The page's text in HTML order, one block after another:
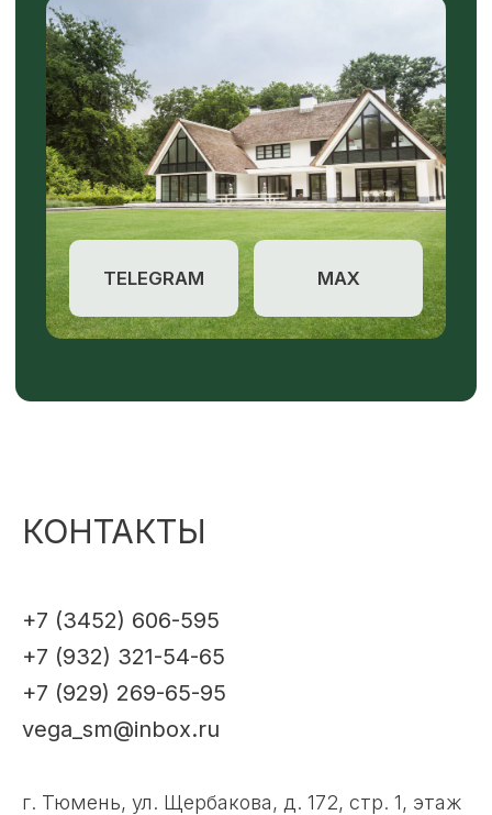
КОНТАКТЫ
+7 (3452) 606-595
+7 (932) 321-54-65
+7 (929) 269-65-95
vega_sm@inbox.ru
г. Тюмень, ул. Щербакова, д. 172, стр. 1, этаж